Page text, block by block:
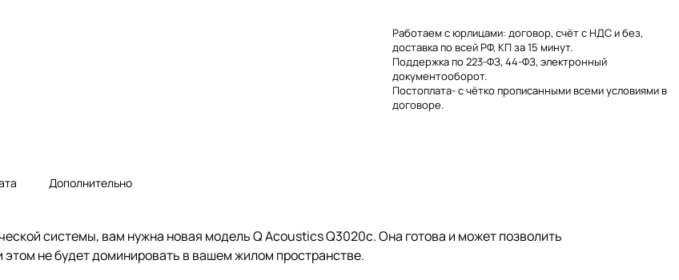
Работаем с юрлицами: договор, счёт с НДС и без,
доставка по всей РФ, КП за 15 минут.
Поддержка по 223-ФЗ, 44-ФЗ, электронный
документооборот.
Постоплата- с чётко прописанными всеми условиями в
договоре.
Дополнительно
системы, вам нужна новая модель Q Acoustics Q3020c. Она готова и может позволить
не будет доминировать в вашем жилом пространстве.